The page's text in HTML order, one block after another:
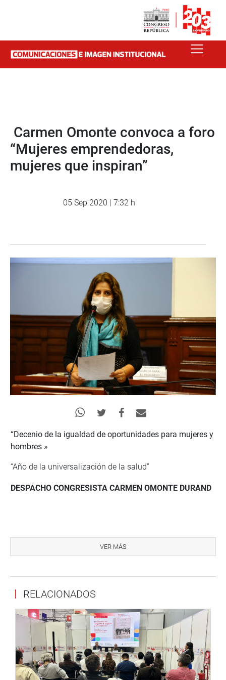
Carmen Omonte convoca a foro
“Mujeres emprendedoras,
mujeres que inspiran”
05 Sep 2020 | 7:32 h
“Decenio de la igualdad de oportunidades para mujeres y
hombres »
“Año de la universalización de la salud”
DESPACHO CONGRESISTA CARMEN OMONTE DURAND
La congresistaCarmen Omonte(APP), a través de su
despacho congresal, anuncia el foro «Mujeres
objetivo visibilizar el gran aporte de estas al desarrollo
social y económico de nuestro país y su importancia
como fuente constante de inspiración para las peruanas.
Nuestro país ocupa los primeros lugares en el ranking de
países de Latinoamérica con mayor número de mujeres
emprendedoras; el 36% de nuestras compatriotas son
emprendedoras y cuentan con empresas vinculadas a
actividades comerciales, servicios, manufacturas,
VER MÁS
RELACIONADOS